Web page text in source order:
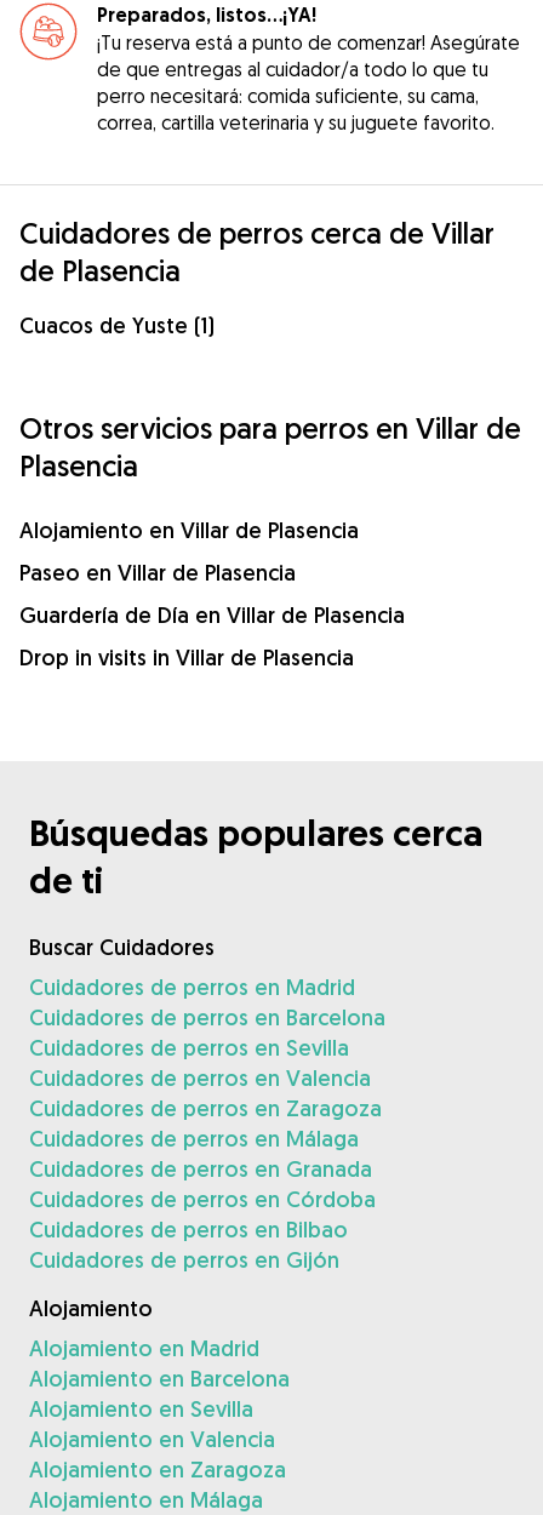
Preparados, listos...¡YA!
¡Tu reserva está a punto de comenzar! Asegúrate
de que entregas al cuidador/a todo lo que tu
perro necesitará: comida suficiente, su cama,
correa, cartilla veterinaria y su juguete favorito.
Cuidadores de perros cerca de Villar
de Plasencia
Cuacos de Yuste (1)
Otros servicios para perros en Villar de
Plasencia
Alojamiento en Villar de Plasencia
Paseo en Villar de Plasencia
Guardería de Día en Villar de Plasencia
Drop in visits in Villar de Plasencia
Búsquedas populares cerca
de ti
Buscar Cuidadores
Cuidadores de perros en Madrid
Cuidadores de perros en Barcelona
Cuidadores de perros en Sevilla
Cuidadores de perros en Valencia
Cuidadores de perros en Zaragoza
Cuidadores de perros en Málaga
Cuidadores de perros en Granada
Cuidadores de perros en Córdoba
Cuidadores de perros en Bilbao
Cuidadores de perros en Gijón
Alojamiento
Alojamiento en Madrid
Alojamiento en Barcelona
Alojamiento en Sevilla
Alojamiento en Valencia
Alojamiento en Zaragoza
Alojamiento en Málaga